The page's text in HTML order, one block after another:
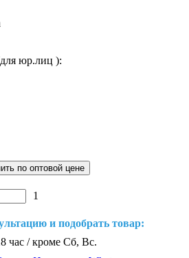
юр.лиц ):
по оптовой цене
1
и подобрать товар:
час / кроме Сб, Вс.